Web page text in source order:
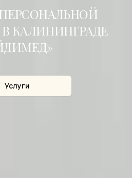
КАЛИНИНГРАДЕ
Услуги